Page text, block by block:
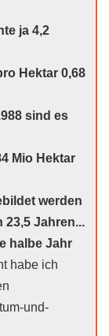
ja 4,2
Hektar 0,68
sind es
Mio Hektar
werden
23,5 Jahren...
halbe Jahr
habe ich
und-